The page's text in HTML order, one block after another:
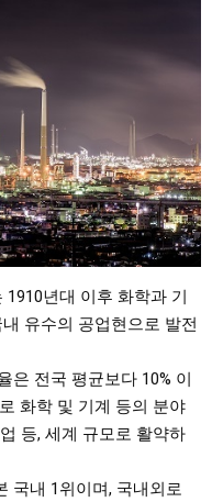
년대 이후 화학과 기
유수의 공업현으로 발전
전국 평균보다 10% 이
화학 및 기계 등의 분야
등, 세계 규모로 활약하
국내 1위이며, 국내외로